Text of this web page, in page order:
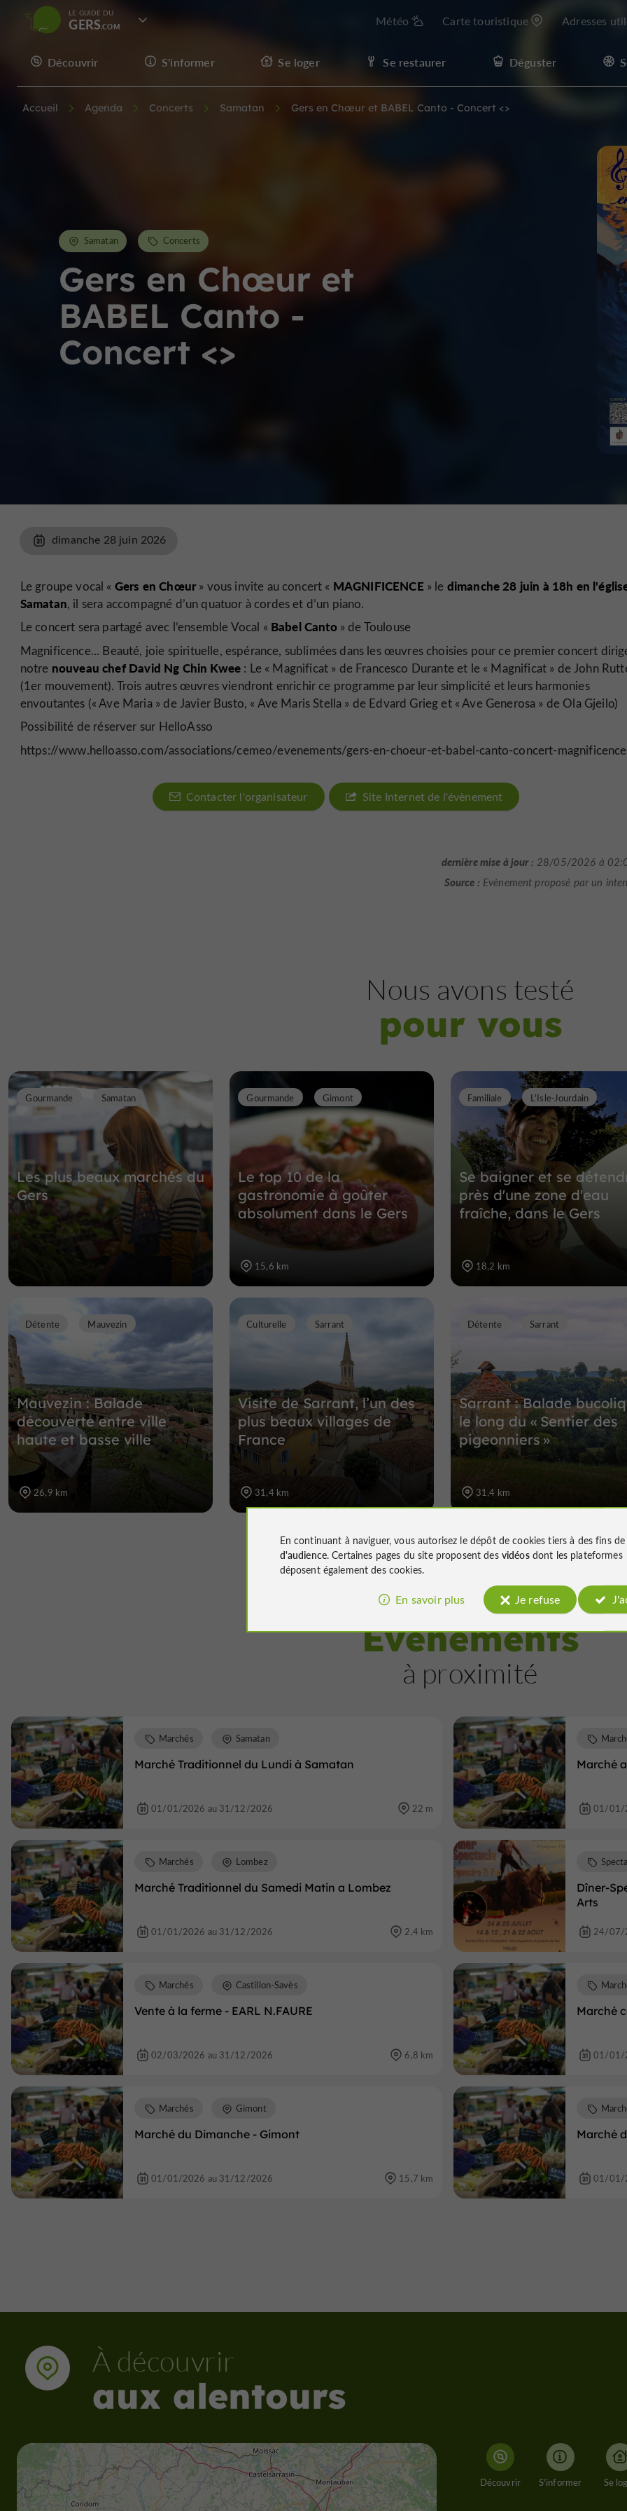
LE GUIDE DU
GERS Météo Carte touristique Adresses
Découvrir S'informer Se loger Se restaurer Déguster
Accueil Agenda Concerts Samatan Gers en Chœur et BABEL Canto - Concert <>
Gers en Chœur et
BABEL Canto -
Concert <>
Samatan Concerts
dimanche 28 juin 2026
Le groupe vocal « Gers en Chœur» vous invite au concert « MAGNIFICENCE » le dimanche 28 juin à 18h en
Samatan, il sera accompagné d’un quatuor à cordes et d’un piano.
Le concert sera partagé avec l’ensemble Vocal « Babel Canto» de Toulouse
Magnificence... Beauté, joie spirituelle, espérance, sublimées dans les œuvres choisies pour ce premier concert
notre nouveau chef David Ng Chin Kwee : Le « Magnificat » de Francesco Durante et le « Magnificat » de John
(1er mouvement). Trois autres œuvres viendront enrichir ce programme par leur simplicité et leurs harmonies
envoutantes (« Ave Maria » de Javier Busto, « Ave Maris Stella » de Edvard Grieg et « Ave Generosa » de Ola Gjeilo)
Possibilité de réserver sur HelloAsso
https://www.helloasso.com/associations/cemeo/evenements/gers-en-choeur-et-babel-canto-concert-magnificence
Contacter l'organisateur Site Internet de l'évènement
dernière mise à jour : 28/05/2026 à
Source : Evènement proposé par un
Nous avons testé
pour vous
Les plus beaux marchés du
Gers
Gourmande Samatan
Le top 10 de la
gastronomie à goûter
absolument dans le Gers
Gourmande Gimont
15,6 km
Se baigner et se
près d'une zone d'eau
fraîche, dans le Gers
Familiale L'Isle-Jourdain
18,2 km
Mauvezin : Balade
découverte entre ville
haute et basse ville
Détente Mauvezin
26,9 km
Visite de Sarrant, l’un des
plus beaux villages de
France
Culturelle Sarrant
31,4 km
Sarrant : Balade
le long du « Sentier des
pigeonniers »
Détente Sarrant
31,4 km
Voir toute la
Évènements
à proximité
Marché Traditionnel du Lundi à Samatan
Marchés Samatan
01/01/2026 au 31/12/2026 22 m
Marché
01/01/
Marché Traditionnel du Samedi Matin a Lombez
Marchés Lombez
01/01/2026 au 31/12/2026 2,4 km
Dîner-
Arts
24/07/
Vente à la ferme - EARL N.FAURE
Marchés Castillon-Savès
02/03/2026 au 31/12/2026 6,8 km
Marché
01/01/
Marché du Dimanche - Gimont
Marchés Gimont
01/01/2026 au 31/12/2026 15,7 km
Marché
01/01/
À découvrir
aux alentours
Découvrir S'informer Se
En continuant à naviguer, vous autorisez le dépôt de cookies tiers à des fins
d'audience. Certaines pages du site proposent des vidéosdont les plateformes
déposent également des cookies.
En savoir plus Je refuse